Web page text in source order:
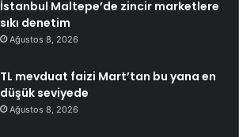
İstanbul Maltepe’de zincir marketlere
sıkı denetim
Ağustos 8, 2026
TL mevduat faizi Mart’tan bu yana en
düşük seviyede
Ağustos 8, 2026